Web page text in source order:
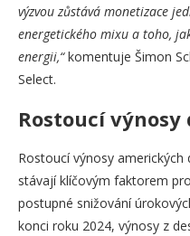
výzvou zůstává monetizace
energetického mixu a toho,
energii,“komentuje Šimon
Select.
Rostoucí
Rostoucí výnosy
stávají klíčovým faktorem
postupné snižování
konci roku 2024, výnosy z